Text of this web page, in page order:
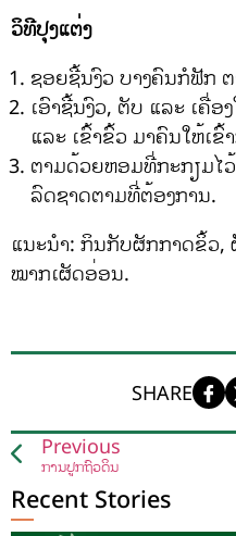
ວິທີປຸງແຕ່ງ
ຊອຍຊີ້ນງົວ ບາງຄົນກໍຟັກ
ເອົາຊີ້ນງົວ, ຕັບ ແລະ ເຄື່ອ
ແລະ ເຂົ້າຂົ້ວ ມາຄົນໃຫ້ເ
ຕາມດ້ວຍຫອມທີ່ກະກຽມໄ
ລົດຊາດຕາມທີ່ຕ້ອງການ.
ແນະນຳ: ກິນກັບຜັກກາດຂິ້ວ
ໝາກເຜັດອ່ອນ.
SHARE
Previous
ການປູກຖົ່ວດິນ
Recent Stories